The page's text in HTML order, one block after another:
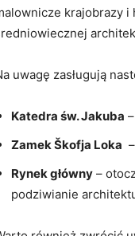
krajobrazy i⁢
uwagę zasługują
Katedra św. Jakuba
Zamek Škofja Loka
Rynek główny –
podziwianie